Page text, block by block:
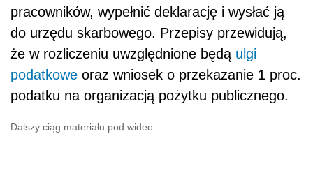
pracowników, wypełnić deklarację i wysłać ją
do urzędu skarbowego. Przepisy przewidują,
że w rozliczeniu uwzględnione będą ulgi
podatkowe oraz wniosek o przekazanie 1 proc.
podatku na organizacją pożytku publicznego.
Dalszy ciąg materiału pod wideo